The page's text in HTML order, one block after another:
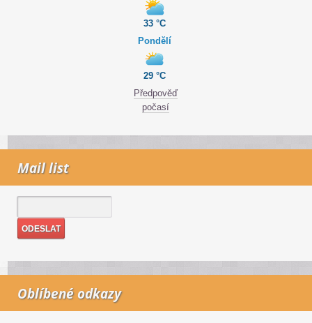
33 °C
Pondělí
29 °C
Předpověď
počasí
Mail list
Oblíbené odkazy